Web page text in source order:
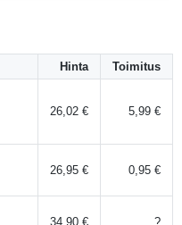
Hinta Toimitus
26,02 € 5,99 €
26,95 € 0,95 €
34,90 € ?